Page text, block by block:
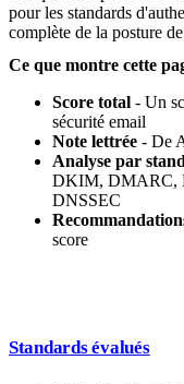
pour les standards
complète de la posture
Ce que montre cette
Score total - Un
sécurité email
Note lettrée - De
Analyse par
DKIM, DMARC,
DNSSEC
score
Standards évalués